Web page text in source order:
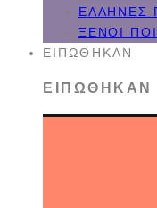
ΈΛΛΗΝΕΣ
ΞΈΝΟΙ
ΕΙΠΏΘΗΚΑΝ
ΕΙΠΏΘΗΚΑΝ